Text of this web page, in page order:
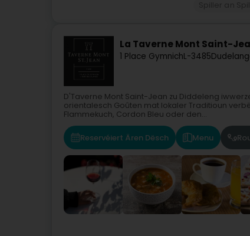
La Taverne Mont Saint-
1 Place GymnichL-3485
D'Taverne Mont Saint-Jean zu Diddeleng
orientalesch Goûten mat lokaler Traditioun
Flammekuch, Cordon Bleu oder den...
Reservéiert Ären Dësch Menu